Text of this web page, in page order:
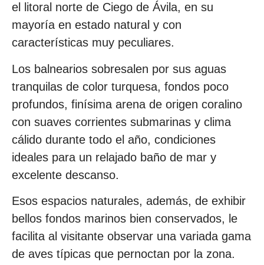
el litoral norte de Ciego de Ávila, en su
mayoría en estado natural y con
características muy peculiares.
Los balnearios sobresalen por sus aguas
tranquilas de color turquesa, fondos poco
profundos, finísima arena de origen coralino
con suaves corrientes submarinas y clima
cálido durante todo el año, condiciones
ideales para un relajado baño de mar y
excelente descanso.
Esos espacios naturales, además, de exhibir
bellos fondos marinos bien conservados, le
facilita al visitante observar una variada gama
de aves típicas que pernoctan por la zona.